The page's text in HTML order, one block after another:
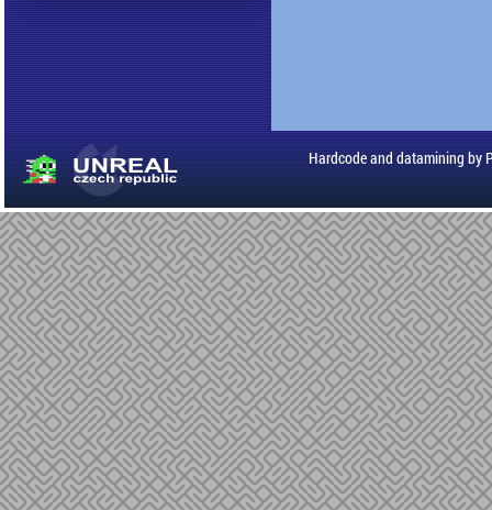
Hardcode and datamining by